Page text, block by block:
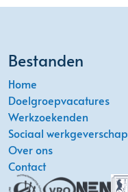
Bestanden
Home
Doelgroepvacatures
Werkzoekenden
Sociaal werkgeverschap
Over ons
Contact